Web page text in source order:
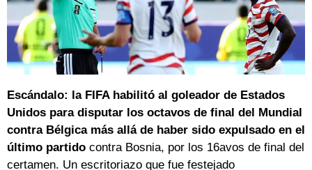
Escándalo: la FIFA habilitó al goleador de Estados
Unidos para disputar los octavos de final del Mundial
contra Bélgica más allá de haber sido expulsado en el
último partido contra Bosnia, por los 16avos de final del
certamen. Un escritoriazo que fue festejado